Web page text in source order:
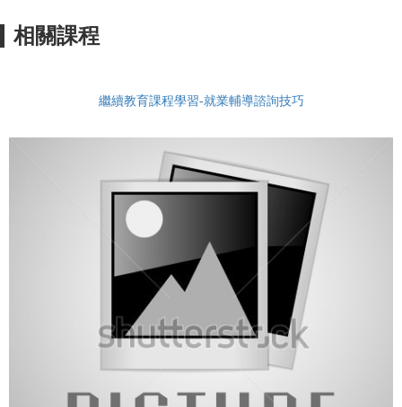
相關課程
繼續教育課程學習-就業輔導諮詢技巧